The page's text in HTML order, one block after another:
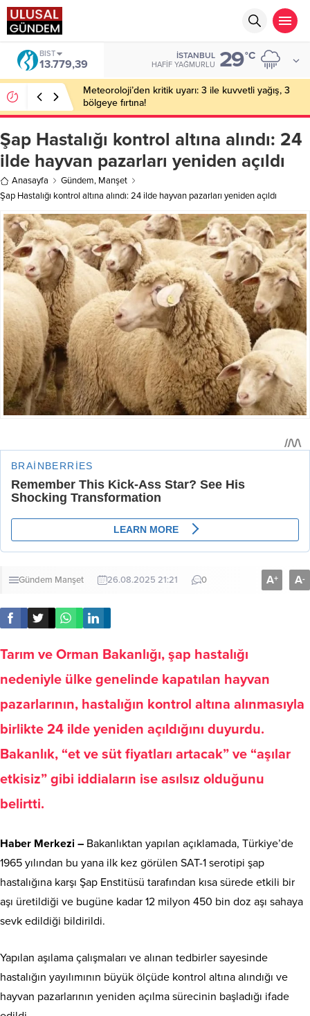
DOLAR
47,7111
İSTANBUL
HAFIF YAĞMURLU 29°C
Bakan Gürlek’in eşine yönelik eylem hazırlığı: 2
şüpheli tutuklandı
Şap Hastalığı kontrol altına alındı: 24
ilde hayvan pazarları yeniden açıldı
Anasayfa Gündem, Manşet
Şap Hastalığı kontrol altına alındı: 24 ilde hayvan pazarları yeniden açıldı
Gündem Manşet 26.08.2025 21:21 0 A+ A-
Tarım ve Orman Bakanlığı, şap hastalığı
nedeniyle ülke genelinde kapatılan hayvan
pazarlarının, hastalığın kontrol altına alınmasıyla
birlikte 24 ilde yeniden açıldığını duyurdu.
Bakanlık, “et ve süt fiyatları artacak” ve “aşılar
etkisiz” gibi iddiaların ise asılsız olduğunu
belirtti.
Haber Merkezi – Bakanlıktan yapılan açıklamada, Türkiye’de
1965 yılından bu yana ilk kez görülen SAT-1 serotipi şap
hastalığına karşı Şap Enstitüsü tarafından kısa sürede etkili bir
aşı üretildiği ve bugüne kadar 12 milyon 450 bin doz aşı sahaya
sevk edildiği bildirildi.
Yapılan aşılama çalışmaları ve alınan tedbirler sayesinde
hastalığın yayılımının büyük ölçüde kontrol altına alındığı ve
hayvan pazarlarının yeniden açılma sürecinin başladığı ifade